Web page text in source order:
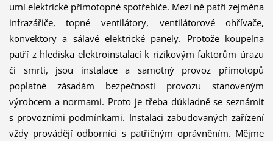
umí elektrické přímotopné spotřebiče. Mezi ně patří zejména
infrazářiče, topné ventilátory, ventilátorové ohřívače,
konvektory a sálavé elektrické panely. Protože koupelna
patří z hlediska elektroinstalací k rizikovým faktorům úrazu
či smrti, jsou instalace a samotný provoz přímotopů
poplatné zásadám bezpečnosti provozu stanoveným
výrobcem a normami. Proto je třeba důkladně se seznámit
s provozními podmínkami. Instalaci zabudovaných zařízení
vždy provádějí odborníci s patřičným oprávněním. Mějme